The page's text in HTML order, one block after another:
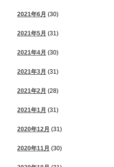
2021年6月 (30)
2021年5月 (31)
2021年4月 (30)
2021年3月 (31)
2021年2月 (28)
2021年1月 (31)
2020年12月 (31)
2020年11月 (30)